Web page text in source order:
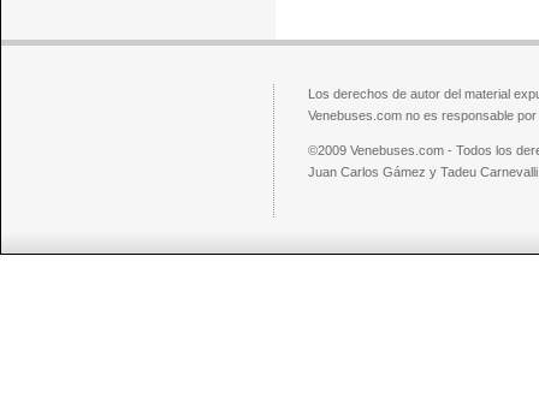
Los derechos de autor del material
Venebuses.com no es responsable
©2009 Venebuses.com - Todos los
Juan Carlos Gámez y Tadeu Carnevalli